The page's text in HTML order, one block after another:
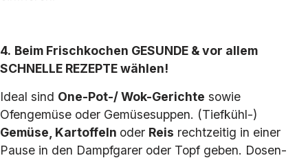
4. Beim Frischkochen GESUNDE & vor allem
SCHNELLE REZEPTE wählen!
Ideal sind One-Pot-/ Wok-Gerichte sowie
Ofengemüse oder Gemüsesuppen. (Tiefkühl-)
Gemüse, Kartoffeln oder Reis rechtzeitig in einer
Pause in den Dampfgarer oder Topf geben. Dosen-